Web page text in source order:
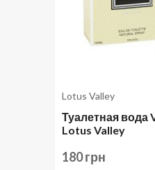
Lotus Valley
Туалетная вода
Lotus Valley
180 грн